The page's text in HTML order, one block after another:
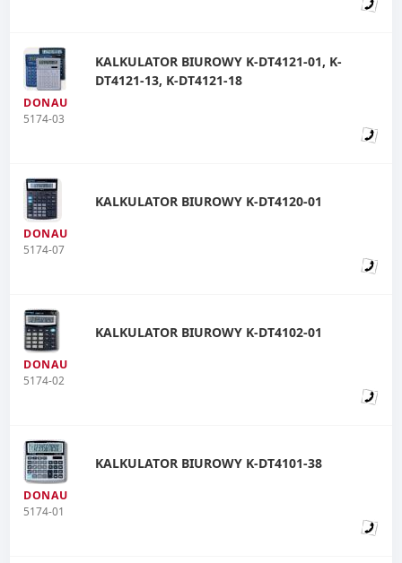
KALKULATOR BIUROWY K-DT4121-01, K-
DT4121-13, K-DT4121-18
DONAU
5174-03
KALKULATOR BIUROWY K-DT4120-01
DONAU
5174-07
KALKULATOR BIUROWY K-DT4102-01
DONAU
5174-02
KALKULATOR BIUROWY K-DT4101-38
DONAU
5174-01